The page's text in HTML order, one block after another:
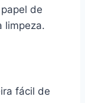
de
limpeza.
fácil de